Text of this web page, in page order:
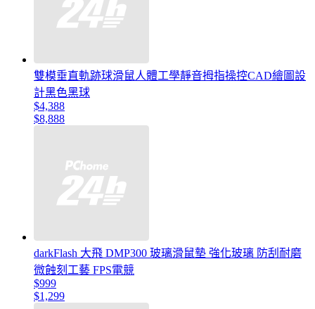
雙模垂直軌跡球滑鼠人體工學靜音拇指操控CAD繪圖設
計黑色黑球
$4,388
$8,888
darkFlash 大飛 DMP300 玻璃滑鼠墊 強化玻璃 防刮耐磨
微蝕刻工藝 FPS電競
$999
$1,299